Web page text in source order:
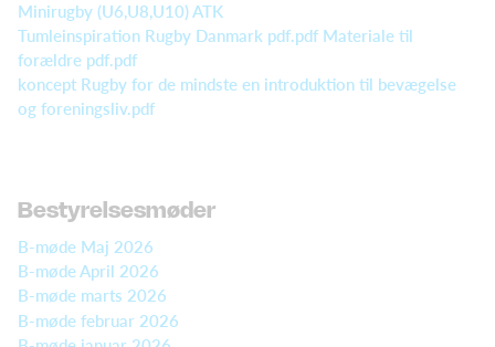
Minirugby (U6,U8,U10) ATK
Tumleinspiration Rugby Danmark pdf.pdf Materiale til
forældre pdf.pdf
koncept Rugby for de mindste en introduktion til bevægelse
og foreningsliv.pdf
Bestyrelsesmøder
B-møde Maj 2026
B-møde April 2026
B-møde marts 2026
B-møde februar 2026